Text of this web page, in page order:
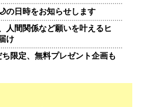
の日時をお知らせします
人間関係など願いを叶えるヒ
け
限定、無料プレゼント企画も